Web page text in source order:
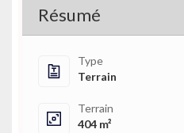
Résumé
Type
Terrain
Terrain
404 m²